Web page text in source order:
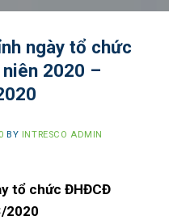
ngày tổ chức
2020 –
BY INTRESCO ADMIN
tổ chức ĐHĐCĐ
2020